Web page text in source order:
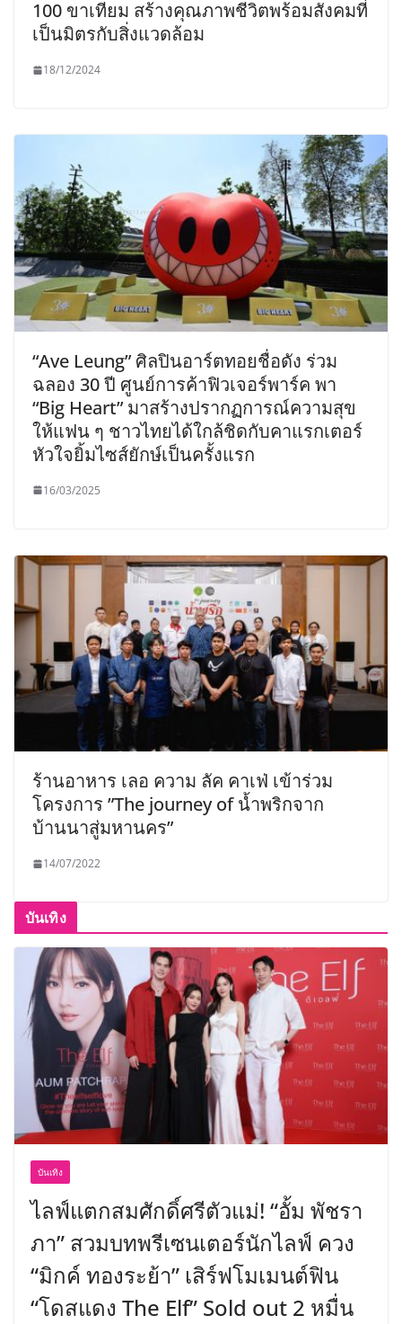
100 ขาเทียม สร้างคุณภาพชีวิตพร้อมสังคมที่
เป็นมิตรกับสิ่งแวดล้อม
18/12/2024
“Ave Leung” ศิลปินอาร์ตทอยชื่อดัง ร่วม
ฉลอง 30 ปี ศูนย์การค้าฟิวเจอร์พาร์ค พา
“Big Heart” มาสร้างปรากฏการณ์ความสุข
ให้แฟน ๆ ชาวไทยได้ใกล้ชิดกับคาแรกเตอร์
หัวใจยิ้มไซส์ยักษ์เป็นครั้งแรก
16/03/2025
ร้านอาหาร เลอ ความ ลัค คาเฟ่ เข้าร่วม
โครงการ ”The journey of น้ำพริกจาก
บ้านนาสู่มหานคร”
14/07/2022
บันเทิง
บันเทิง
ไลฟ์แตกสมศักดิ์ศรีตัวแม่! “อั้ม พัชรา
ภา” สวมบทพรีเซนเตอร์นักไลฟ์ ควง
“มิกค์ ทองระย้า” เสิร์ฟโมเมนต์ฟิน
“โดสแดง The Elf” Sold out 2 หมื่น